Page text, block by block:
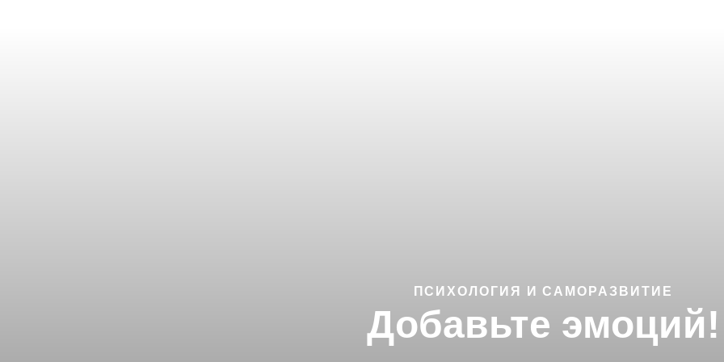
ПСИХОЛОГИЯ И САМОРАЗВИТИЕ
Добавьте эмоций!